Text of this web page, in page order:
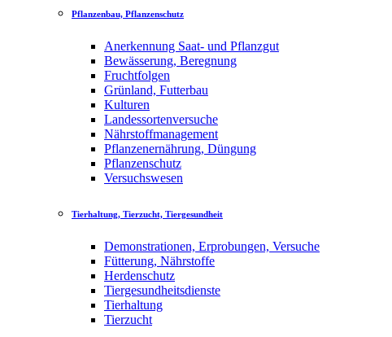
Pflanzenbau, Pflanzenschutz
Anerkennung Saat- und Pflanzgut
Bewässerung, Beregnung
Fruchtfolgen
Grünland, Futterbau
Kulturen
Landessortenversuche
Nährstoffmanagement
Pflanzenernährung, Düngung
Pflanzenschutz
Versuchswesen
Tierhaltung, Tierzucht, Tiergesundheit
Demonstrationen, Erprobungen, Versuche
Fütterung, Nährstoffe
Herdenschutz
Tiergesundheitsdienste
Tierhaltung
Tierzucht